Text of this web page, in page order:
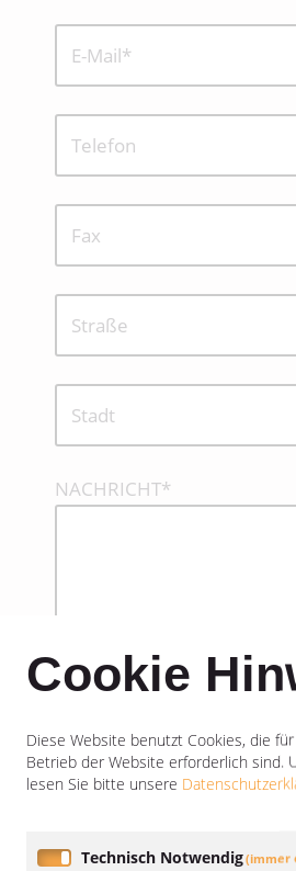
NACHRICHT*
CAPTCHA
Cookie
Diese Website benutzt Cookies, die
Betrieb der Website erforderlich sind.
lesen Sie bitte unsere
Technisch Notwendig(immer